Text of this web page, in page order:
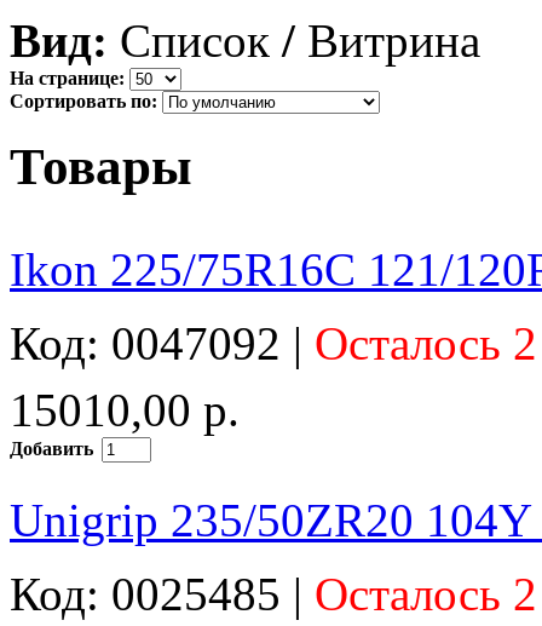
Вид: Список / Витрина
На странице:
Сортировать по:
Товары
Ikon 225/75R16C 121/
Код: 0047092 | Осталось
15010,00 р.
Добавить
Unigrip 235/50ZR20
Код: 0025485 | Осталось